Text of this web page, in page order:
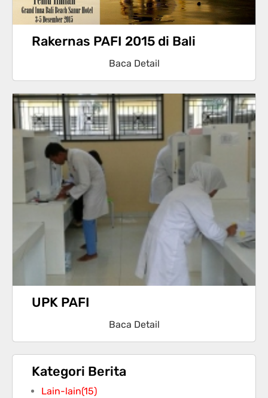
Rakernas PAFI 2015 di Bali
Baca Detail
UPK PAFI
Baca Detail
Kategori Berita
Lain-lain(15)